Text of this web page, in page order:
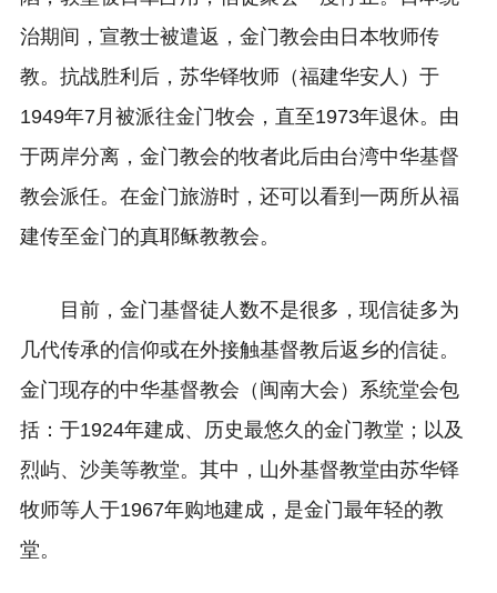
治期间，宣教士被遣返，金门教会由日本牧师传
教。抗战胜利后，苏华铎牧师（福建华安人）于
1949年7月被派往金门牧会，直至1973年退休。由
于两岸分离，金门教会的牧者此后由台湾中华基督
教会派任。在金门旅游时，还可以看到一两所从福
建传至金门的真耶稣教教会。
目前，金门基督徒人数不是很多，现信徒多为
几代传承的信仰或在外接触基督教后返乡的信徒。
金门现存的中华基督教会（闽南大会）系统堂会包
括：于1924年建成、历史最悠久的金门教堂；以及
烈屿、沙美等教堂。其中，山外基督教堂由苏华铎
牧师等人于1967年购地建成，是金门最年轻的教
堂。